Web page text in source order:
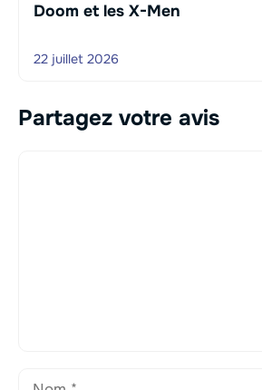
Doom et les X-Men
22 juillet 2026
Partagez votre avis
Nom